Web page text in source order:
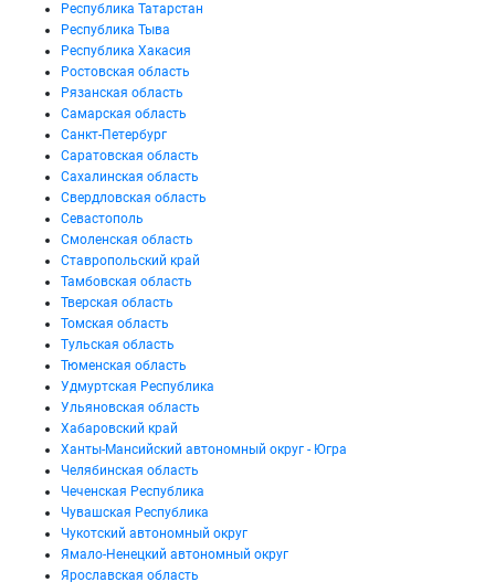
Республика Татарстан
Республика Тыва
Республика Хакасия
Ростовская область
Рязанская область
Самарская область
Санкт-Петербург
Саратовская область
Сахалинская область
Свердловская область
Севастополь
Смоленская область
Ставропольский край
Тамбовская область
Тверская область
Томская область
Тульская область
Тюменская область
Удмуртская Республика
Ульяновская область
Хабаровский край
Ханты-Мансийский автономный округ - Югра
Челябинская область
Чеченская Республика
Чувашская Республика
Чукотский автономный округ
Ямало-Ненецкий автономный округ
Ярославская область